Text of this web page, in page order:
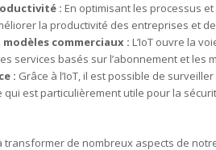
: En optimisant les processus
la productivité des entreprises et
commerciaux : L’IoT ouvre la
services basés sur l’abonnement et les
: Grâce à l’IoT, il est possible de
qui est particulièrement utile pour la
transformer de nombreux aspects de